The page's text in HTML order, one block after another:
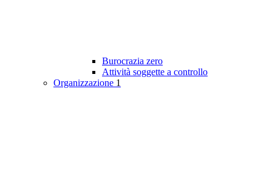
Burocrazia zero
Attività soggette a controllo
Organizzazione 1